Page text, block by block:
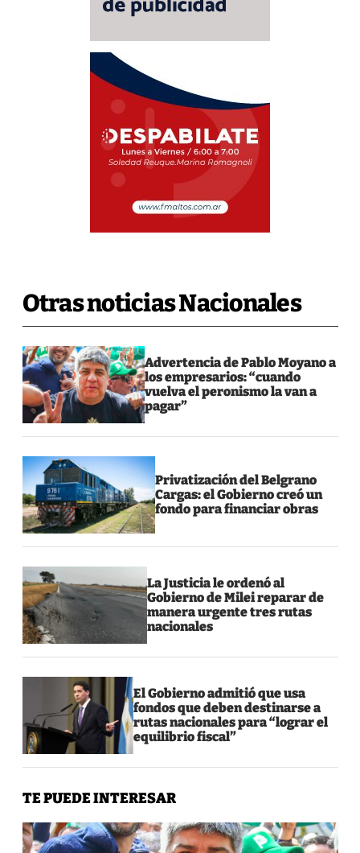
Otras noticias Nacionales
Advertencia de Pablo Moyano a
los empresarios: “cuando
vuelva el peronismo la van a
pagar”
Privatización del Belgrano
Cargas: el Gobierno creó un
fondo para financiar obras
La Justicia le ordenó al
Gobierno de Milei reparar de
manera urgente tres rutas
nacionales
El Gobierno admitió que usa
fondos que deben destinarse a
rutas nacionales para “lograr el
equilibrio fiscal”
TE PUEDE INTERESAR